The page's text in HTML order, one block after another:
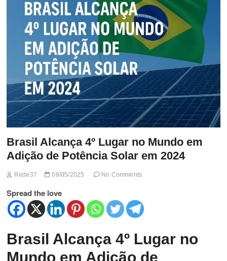
t
o
n
Brasil Alcança 4º Lugar no Mundo em
Adição de Potência Solar em 2024
Rede37 08/05/2025 No Comments
Spread the love
Brasil Alcança4º Lugar no
Mundo em Adição de